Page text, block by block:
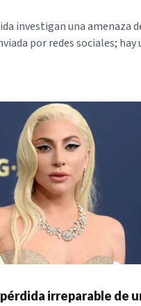
SERIES
investigan una amenaza
por redes sociales; hay
irreparable de